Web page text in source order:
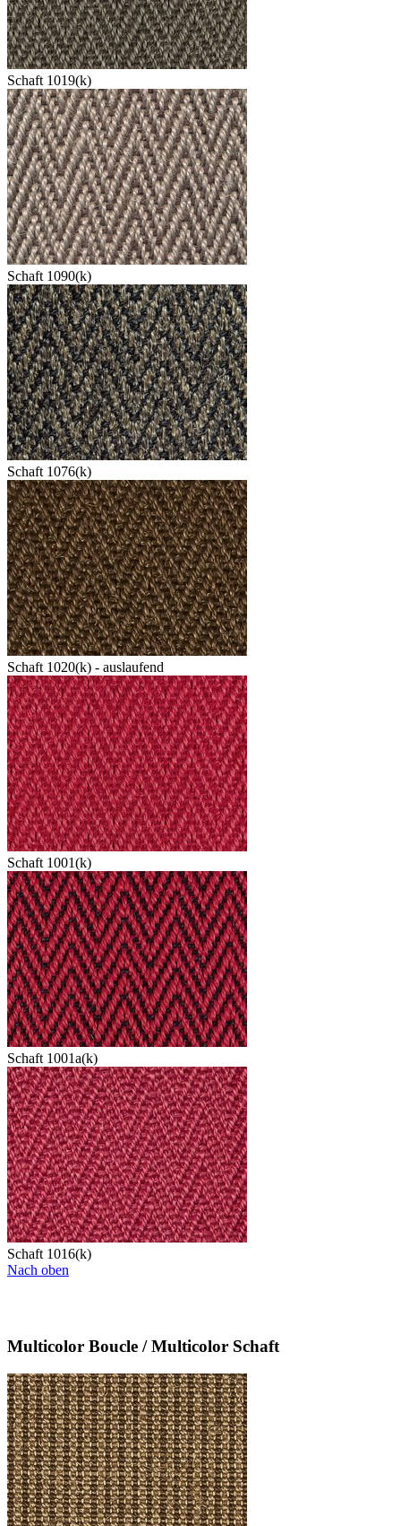
Schaft 1019(k)
Schaft 1090(k)
Schaft 1076(k)
Schaft 1020(k) - auslaufend
Schaft 1001(k)
Schaft 1001a(k)
Schaft 1016(k)
Nach oben
Multicolor Boucle / Multicolor Schaft